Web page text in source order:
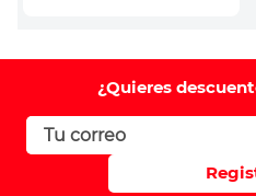
¿Quieres